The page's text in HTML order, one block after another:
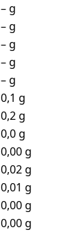
– g
– g
– g
– g
– g
0,1 g
0,2 g
0,0 g
0,00 g
0,02 g
0,01 g
0,00 g
0,00 g